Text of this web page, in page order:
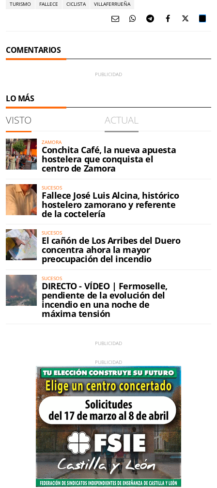
TURISMO FALLECE CICLISTA VILLAFERRUEÑA
COMENTARIOS
LO MÁS
VISTO ACTUAL
ZAMORA
Conchita Café, la nueva apuesta
hostelera que conquista el
centro de Zamora
SUCESOS
Fallece José Luis Alcina, histórico
hostelero zamorano y referente
de la coctelería
SUCESOS
El cañón de Los Arribes del Duero
concentra ahora la mayor
preocupación del incendio
SUCESOS
DIRECTO - VÍDEO | Fermoselle,
pendiente de la evolución del
incendio en una noche de
máxima tensión